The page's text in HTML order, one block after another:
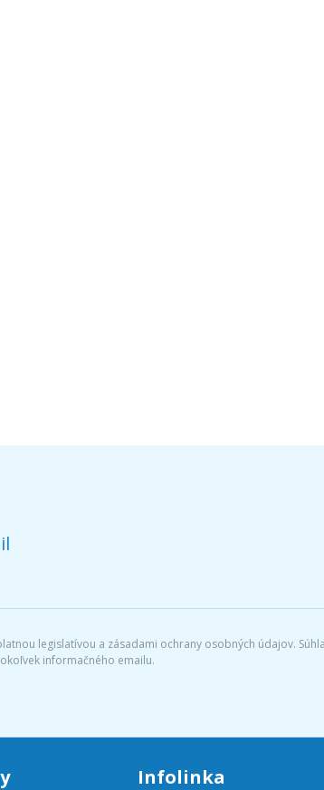
legislatívou a zásadami ochrany osobných údajov.
informačného emailu.
Infolinka